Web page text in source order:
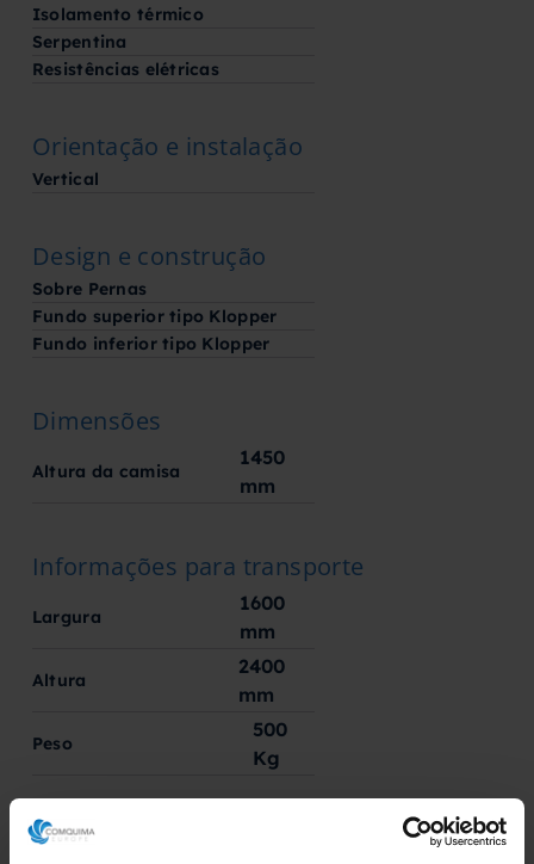
Isolamento térmico
Serpentina
Resistências elétricas
Orientação e instalação
Vertical
Design e construção
Sobre Pernas
Fundo superior tipo Klopper
Fundo inferior tipo Klopper
Dimensões
Altura da camisa
1450
mm
Informações para transporte
Largura
1600
mm
Altura
2400
mm
Peso
500
Kg
Documentação